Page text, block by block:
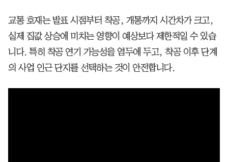
교통 호재는 발표 시점부터 착공, 개통까지 시간차가 크고,
실제 집값 상승에 미치는 영향이 예상보다 제한적일 수 있습
니다. 특히 착공 연기 가능성을 염두에 두고, 착공 이후 단계
의 사업 인근 단지를 선택하는 것이 안전합니다.